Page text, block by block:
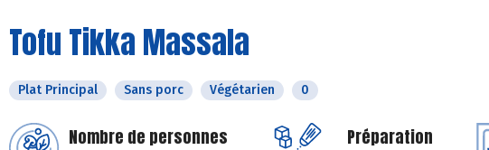
Tofu Tikka Massala
Plat Principal Sans porc Végétarien 0
Nombre de personnes Préparation